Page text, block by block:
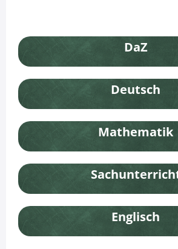
DaZ
Deutsch
Mathematik
Englisch